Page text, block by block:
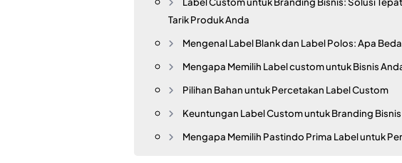
Tarik Produk Anda
Mengenal Label Blank dan Label Polos: Apa
Mengapa Memilih Label custom untuk Bisnis
Pilihan Bahan untuk Percetakan Label Custom
Keuntungan Label Custom untuk Branding
Mengapa Memilih Pastindo Prima Label untuk